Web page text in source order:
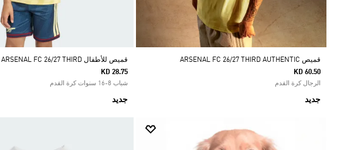
قميص ARSENAL FC 26/27 THIRD AUTHENTIC
KD 60.50
الرجال كرة القدم
جديد
قميص للأطفال ARSENAL FC 26/27 THIRD
KD 28.75
شباب 8-16 سنوات كرة القدم
جديد